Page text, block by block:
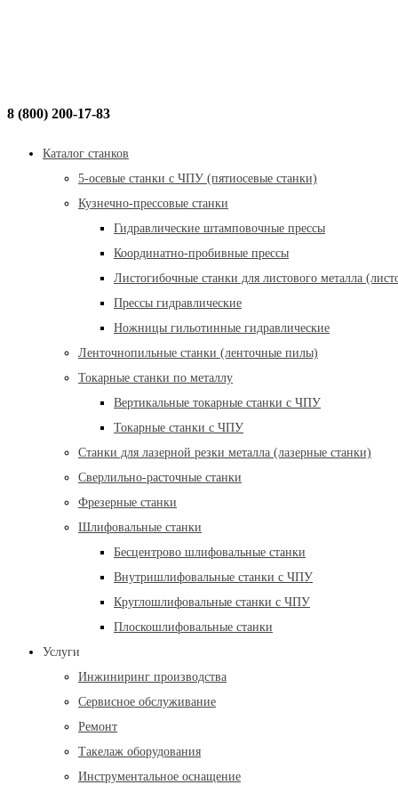
8 (800) 200-17-83
Каталог станков
5-осевые станки с ЧПУ (пятиосевые станки)
Кузнечно-прессовые станки
Гидравлические штамповочные прессы
Координатно-пробивные прессы
Листогибочные станки для листового металла
Прессы гидравлические
Ножницы гильотинные гидравлические
Ленточнопильные станки (ленточные пилы)
Токарные станки по металлу
Вертикальные токарные станки с ЧПУ
Токарные станки с ЧПУ
Станки для лазерной резки металла (лазерные станки)
Сверлильно-расточные станки
Фрезерные станки
Шлифовальные станки
Бесцентрово шлифовальные станки
Внутришлифовальные станки с ЧПУ
Круглошлифовальные станки с ЧПУ
Плоскошлифовальные станки
Услуги
Инжиниринг производства
Сервисное обслуживание
Ремонт
Такелаж оборудования
Инструментальное оснащение